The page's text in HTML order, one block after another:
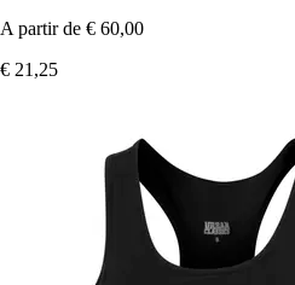
A partir de € 60,00
€ 21,25